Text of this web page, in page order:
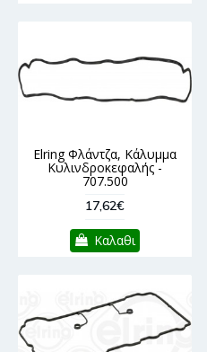
Elring Φλάντζα, Κάλυμμα
Κυλινδροκεφαλής -
707.500
17,62€
Καλαθι